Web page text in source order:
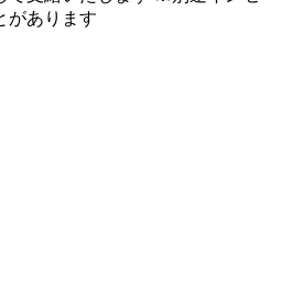
があります